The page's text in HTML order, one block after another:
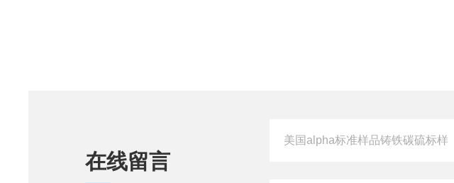
在线留言